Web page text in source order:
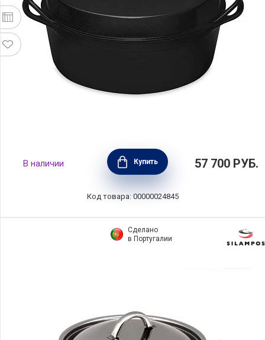
Кастрюля дофу овальная 30 см, объем 6 л,
материал чугун, цвет черный матовый, Le
Creuset, Франция, 25084300000460
В наличии Купить 57 700 РУБ.
Код товара: 00000024845
Сделано
в Португалии